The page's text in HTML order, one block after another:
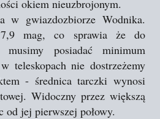
okiem nieuzbrojonym.
w gwiazdozbiorze Wodnika.
mag, co sprawia że do
musimy posiadać minimum
teleskopach nie dostrzeżemy
- średnica tarczki wynosi
Widoczny przez większą
od jej pierwszej połowy.